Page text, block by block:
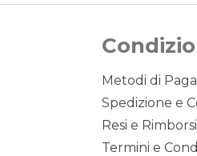
Metodi di
Spedizione e
Resi e Rimborsi
Termini e